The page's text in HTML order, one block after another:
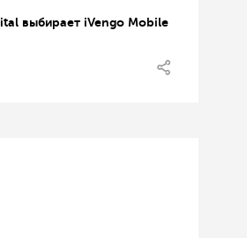
выбирает iVengo Mobile